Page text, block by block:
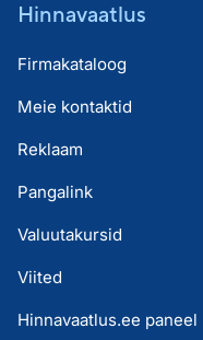
Hinnavaatlus
Firmakataloog
Meie kontaktid
Reklaam
Pangalink
Valuutakursid
Viited
Hinnavaatlus.ee paneel